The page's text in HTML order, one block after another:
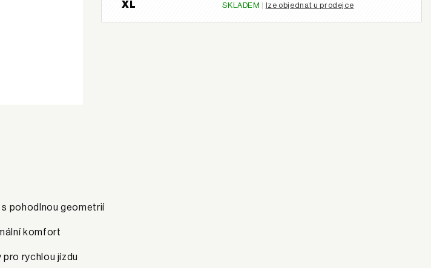
XL SKLADEM lze objednat u prodejce
pohodlnou geometrií
komfort
pro rychlou jízdu